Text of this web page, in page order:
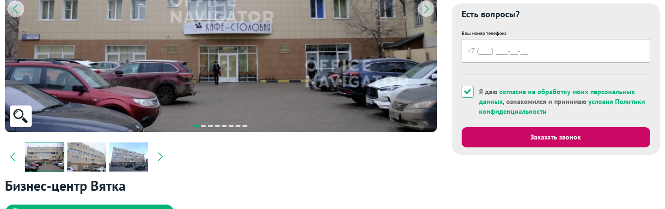
Бизнес-центр Вятка
Есть вопросы?
Ваш номер телефона
Я даю согласие на обработку моих персональных
данных, ознакомился и принимаю условия Политики
конфиденциальности
Заказать звонок